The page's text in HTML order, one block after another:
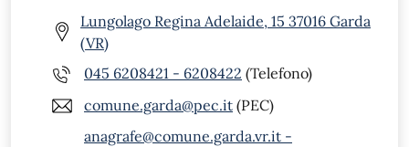
Lungolago Regina Adelaide, 15 37016 Garda
(VR)
045 6208421 - 6208422 (Telefono)
comune.garda@pec.it (PEC)
anagrafe@comune.garda.vr.it -